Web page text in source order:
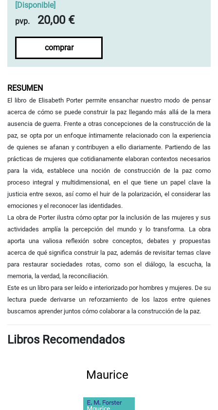
Disponible]
pvp.
20,00 €
comprar
RESUMEN
El libro de Elisabeth Porter permite ensanchar nuestro modo de pensar
acerca de cómo se puede construir la paz llegando más allá de la mera
ausencia de guerra. Frente a otras concepciones de la construcción de la
paz, se opta por un enfoque íntimamente relacionado con la experiencia
de quienes se afanan y contribuyen a ello diariamente. Partiendo de las
prácticas de mujeres que cotidianamente elaboran contextos necesarios
para la vida, establece una noción de construcción de la paz como
proceso integral y multidimensional, en el que tiene un papel clave la
justicia entre sexos, así como el huir de la polarización, el considerar las
emociones y el reconocer las identidades.
La obra de Porter ilustra cómo optar por la inclusión de las mujeres y sus
actividades amplía la percepción del mundo y lo transforma. La obra
aporta una valiosa reflexión sobre conceptos, debates y propuestas
acerca de qué significa construir la paz, además de revisitar temas clave
para restaurar sociedades rotas, como son el diálogo, la escucha, la
memoria, la verdad, la reconciliación.
Este es un libro para ser leído e interiorizado por hombres y mujeres. De su
lectura puede derivarse un reforzamiento de los lazos entre quienes
buscamos aprender juntos cómo colaborar a la construcción de la paz.
Libros Recomendados
Maurice